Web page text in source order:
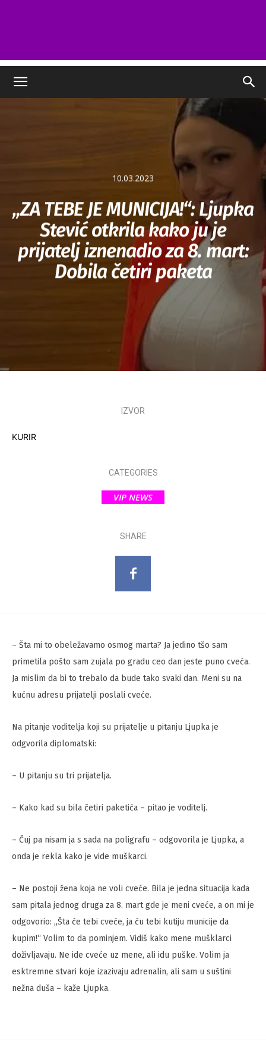
10.03.2023
„ZA TEBE JE MUNICIJA!“: Ljupka
Stević otkrila kako ju je
prijatelj iznenadio za 8. mart:
Dobila četiri paketa
IZVOR
KURIR
CATEGORIES
VIP NEWS
SHARE
– Šta mi to obeležavamo osmog marta? Ja jedino tšo sam
primetila pošto sam zujala po gradu ceo dan jeste puno cveća.
Ja mislim da bi to trebalo da bude tako svaki dan. Meni su na
kućnu adresu prijatelji poslali cveće.
Na pitanje voditelja koji su prijatelje u pitanju Ljupka je
odgvorila diplomatski:
– U pitanju su tri prijatelja.
– Kako kad su bila četiri paketića – pitao je voditelj.
– Čuj pa nisam ja s sada na poligrafu – odgovorila je Ljupka, a
onda je rekla kako je vide muškarci.
– Ne postoji žena koja ne voli cveće. Bila je jedna situacija kada
sam pitala jednog druga za 8. mart gde je meni cveće, a on mi je
odgovorio: „Šta će tebi cveće, ja ću tebi kutiju municije da
kupim!“ Volim to da pominjem. Vidiš kako mene mušklarci
doživljavaju. Ne ide cveće uz mene, ali idu puške. Volim ja
esktremne stvari koje izazivaju adrenalin, ali sam u suštini
nežna duša – kaže Ljupka.